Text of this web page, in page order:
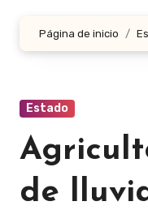
Página de inicio
Estado
de